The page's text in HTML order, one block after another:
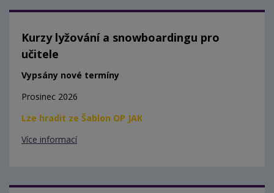
Kurzy lyžování a snowboardingu pro
učitele
Vypsány nové termíny
Prosinec 2026
Lze hradit ze Šablon OP JAK
Více informací